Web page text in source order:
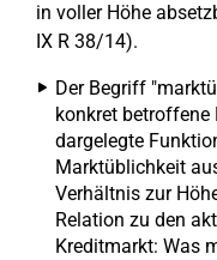
in voller Höhe
IX R 38/14).
Der Begriff
konkret betroffene
dargelegte
Marktüblichkeit
Verhältnis zur
Relation zu den
Kreditmarkt: Was